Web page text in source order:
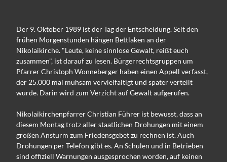
Der 9. Oktober 1989 ist der Tag der Entscheidung. Seit den
frühen Morgenstunden hängen Bettlaken an der
Nikolaikirche. "Leute, keine sinnlose Gewalt, reißt euch
zusammen", ist darauf zu lesen. Bürgerrechtsgruppen um
Pfarrer Christoph Wonneberger haben einen Appell verfasst,
der 25.000 mal mühsam vervielfältigt und später verteilt
wurde. Darin wird zum Verzicht auf Gewalt aufgerufen.
Nikolaikirchenpfarrer Christian Führer ist bewusst, dass an
diesem Montag trotz aller staatlichen Drohungen mit einem
großen Ansturm zum Friedensgebet zu rechnen ist. Auch
Drohungen per Telefon gibt es. An Schulen und in Betrieben
sind offiziell Warnungen ausgesprochen worden, auf keinen